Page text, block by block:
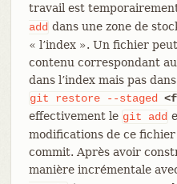
travail est
add dans une zone de
« l’index ». Un fichier
contenu correspondant
dans l’index mais pas
git
restore --staged
effectivement le git add
modifications de ce
commit. Après avoir
manière incrémentale